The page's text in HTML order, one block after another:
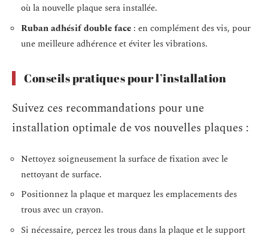
où la nouvelle plaque sera installée.
Ruban adhésif double face : en complément des vis, pour
une meilleure adhérence et éviter les vibrations.
Conseils pratiques pour l’installation
Suivez ces recommandations pour une
installation optimale de vos nouvelles plaques :
Nettoyez soigneusement la surface de fixation avec le
nettoyant de surface.
Positionnez la plaque et marquez les emplacements des
trous avec un crayon.
Si nécessaire, percez les trous dans la plaque et le support